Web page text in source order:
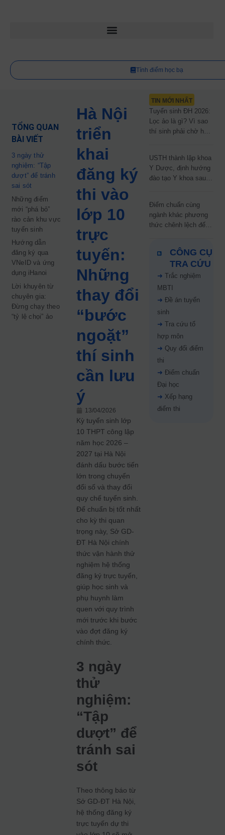
Tính điểm học bạ
TỔNG QUAN
BÀI VIẾT
3 ngày thử
nghiệm: “Tập
dượt” để tránh
sai sót
Những điểm
mới “phá bỏ”
rào cản khu vực
tuyển sinh
Hướng dẫn
đăng ký qua
VNeID và ứng
dụng iHanoi
Lời khuyên từ
chuyên gia:
Đừng chạy theo
“tỷ lệ chọi” ảo
Hà Nội
triển
khai
đăng ký
thi vào
lớp 10
trực
tuyến:
Những
thay đổi
“bước
ngoặt”
thí sinh
cần lưu
ý
13/04/2026
Kỳ tuyển sinh lớp
10 THPT công lập
năm học 2026 –
2027 tại Hà Nội
đánh dấu bước tiến
lớn trong chuyển
đổi số và thay đổi
quy chế tuyển sinh.
Để chuẩn bị tốt nhất
cho kỳ thi quan
trọng này, Sở GD-
ĐT Hà Nội chính
thức vận hành thử
nghiệm hệ thống
đăng ký trực tuyến,
giúp học sinh và
phụ huynh làm
quen với quy trình
mới trước khi bước
vào đợt đăng ký
chính thức.
3 ngày
thử
nghiệm:
“Tập
dượt” để
tránh sai
sót
Theo thông báo từ
Sở GD-ĐT Hà Nội,
hệ thống đăng ký
trực tuyến dự thi
TIN MỚI NHẤT
Tuyển sinh ĐH 2026:
Lọc ảo là gì? Vì sao
thí sinh phải chờ hơn
USTH thành lập khoa
Y Dược, định hướng
đào tạo Y khoa sau
Điểm chuẩn cùng
ngành khác phương
thức chênh lệch đến
CÔNG CỤ
TRA CỨU
➜ Trắc nghiệm
MBTI
➜ Đề án tuyển
sinh
➜ Tra cứu tổ
hợp môn
➜ Quy đổi điểm
thi
➜ Điểm chuẩn
Đại học
➜ Xếp hạng
điểm thi